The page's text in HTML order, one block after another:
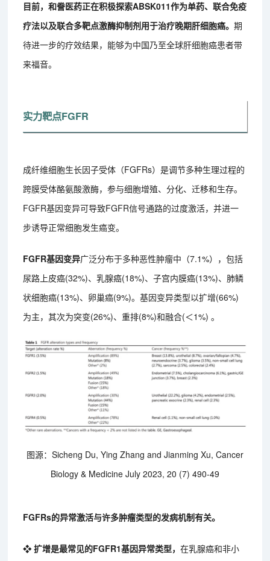
目前，和誊医药正在积极探索ABSK011作为单药、联合免疫
疗法以及联合多靶点激酶抑制剂用于治疗晚期肝细胞癌。期
待进一步的疗效结果，能够为中国乃至全球肝细胞癌患者带
来福音。
实力靶点FGFR
成纤维细胞生长因子受体（FGFRs）是调节多种生理过程的
跨膜受体酪氨酸激酶，参与细胞增殖、分化、迁移和生存。
FGFR基因变异可导致FGFR信号通路的过度激活，并进一
步诱导正常细胞发生癌变。
FGFR基因变异广泛分布于多种恶性肿瘤中（7.1%），包括
尿路上皮癌(32%)、乳腺癌(18%)、子宫内膜癌(13%)、肺鳞
状细胞癌(13%)、卵巢癌(9%)。基因变异类型以扩增(66%)
为主，其次为突变(26%)、重排(8%)和融合(＜1%) 。
图源：Sicheng Du, Ying Zhang and Jianming Xu, Cancer
Biology & Medicine July 2023, 20 (7) 490-49
FGFRs的异常激活与许多肿瘤类型的发病机制有关。
❖ 扩增是最常见的FGFR1基因异常类型，在乳腺癌和非小